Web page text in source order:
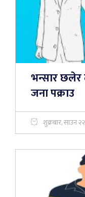
भन्सार छलेर
जना पक्राउ
शुक्रबार, साउन